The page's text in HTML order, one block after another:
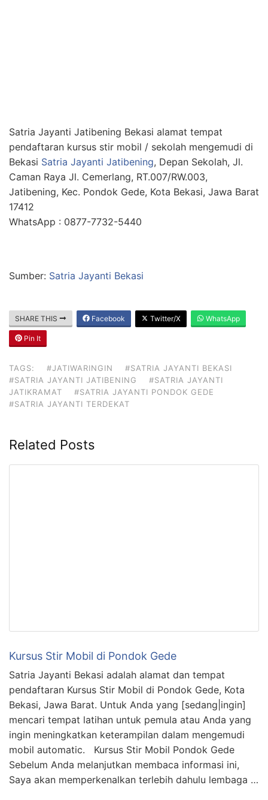
Satria Jayanti Jatibening Bekasi alamat tempat
pendaftaran kursus stir mobil / sekolah mengemudi di
Bekasi Satria Jayanti Jatibening, Depan Sekolah, Jl.
Caman Raya Jl. Cemerlang, RT.007/RW.003,
Jatibening, Kec. Pondok Gede, Kota Bekasi, Jawa Barat
17412
WhatsApp : 0877-7732-5440
Sumber: Satria Jayanti Bekasi
SHARE THIS Facebook Twitter/X WhatsApp
Pin It
TAGS: #JATIWARINGIN
#SATRIA JAYANTI BEKASI
#SATRIA JAYANTI JATIBENING
#SATRIA JAYANTI
JATIKRAMAT
#SATRIA JAYANTI PONDOK GEDE
#SATRIA JAYANTI TERDEKAT
Related Posts
Kursus Stir Mobil di Pondok Gede
Satria Jayanti Bekasi adalah alamat dan tempat
pendaftaran Kursus Stir Mobil di Pondok Gede, Kota
Bekasi, Jawa Barat. Untuk Anda yang [sedang|ingin]
mencari tempat latihan untuk pemula atau Anda yang
ingin meningkatkan keterampilan dalam mengemudi
mobil automatic. Kursus Stir Mobil Pondok Gede
Sebelum Anda melanjutkan membaca informasi ini,
Saya akan memperkenalkan terlebih dahulu lembaga …